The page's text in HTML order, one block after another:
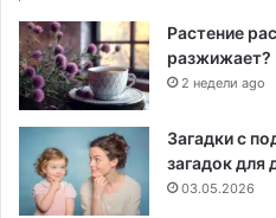
Растение
разжижает?
2 недели ago
Загадки с
загадок для
03.05.2026